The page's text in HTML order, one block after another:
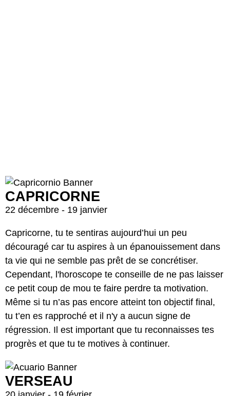
CAPRICORNE
22 décembre - 19 janvier
Capricorne, tu te sentiras aujourd’hui un peu
découragé car tu aspires à un épanouissement dans
ta vie qui ne semble pas prêt de se concrétiser.
Cependant, l'horoscope te conseille de ne pas laisser
ce petit coup de mou te faire perdre ta motivation.
Même si tu n’as pas encore atteint ton objectif final,
tu t’en es rapproché et il n'y a aucun signe de
régression. Il est important que tu reconnaisses tes
progrès et que tu te motives à continuer.
VERSEAU